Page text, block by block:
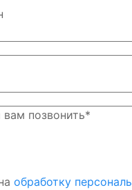
позвонить*
обработку